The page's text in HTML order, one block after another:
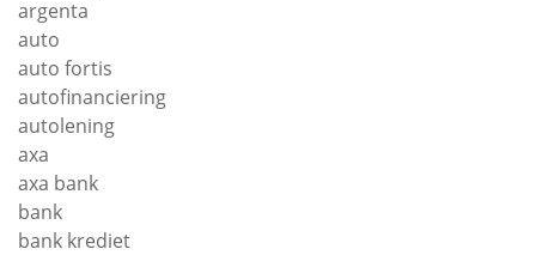
argenta
auto
auto fortis
autofinanciering
autolening
axa
axa bank
bank
bank krediet